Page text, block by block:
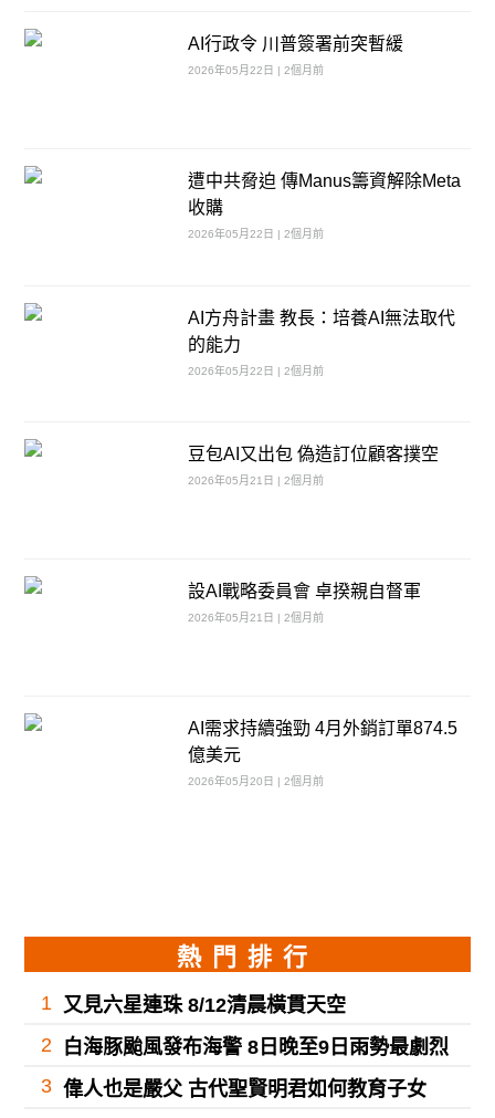
AI行政令 川普簽署前突暫緩
2026年05月22日 | 2個月前
遭中共脅迫 傳Manus籌資解除Meta
收購
2026年05月22日 | 2個月前
AI方舟計畫 教長：培養AI無法取代
的能力
2026年05月22日 | 2個月前
豆包AI又出包 偽造訂位顧客撲空
2026年05月21日 | 2個月前
設AI戰略委員會 卓揆親自督軍
2026年05月21日 | 2個月前
AI需求持續強勁 4月外銷訂單874.5
億美元
2026年05月20日 | 2個月前
熱門排行
1 又見六星連珠 8/12清晨橫貫天空
2
白海豚颱風發布海警 8日晚至9日雨勢最劇烈
3 偉人也是嚴父 古代聖賢明君如何教育子女